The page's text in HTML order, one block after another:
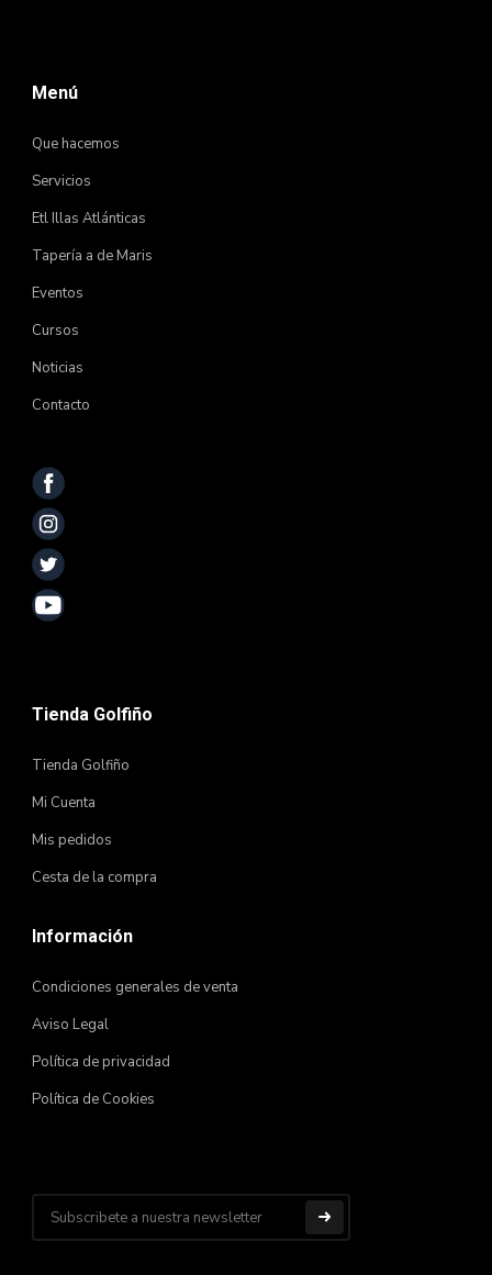
Menú
Que hacemos
Servicios
Etl Illas Atlánticas
Tapería a de Maris
Eventos
Cursos
Noticias
Contacto
Tienda Golfiño
Tienda Golfiño
Mi Cuenta
Mis pedidos
Cesta de la compra
Información
Condiciones generales de venta
Aviso Legal
Política de privacidad
Política de Cookies